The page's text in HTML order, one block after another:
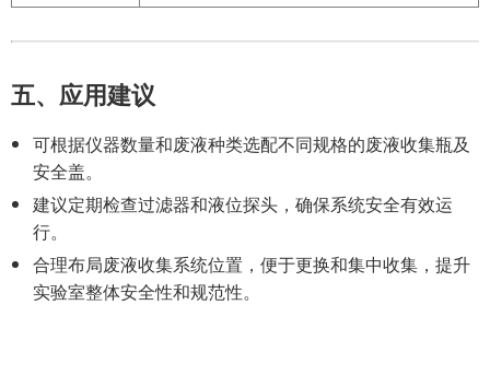
五、应用建议
可根据仪器数量和废液种类选配不同规格的废液收集瓶及
安全盖。
建议定期检查过滤器和液位探头，确保系统安全有效运
行。
合理布局废液收集系统位置，便于更换和集中收集，提升
实验室整体安全性和规范性。